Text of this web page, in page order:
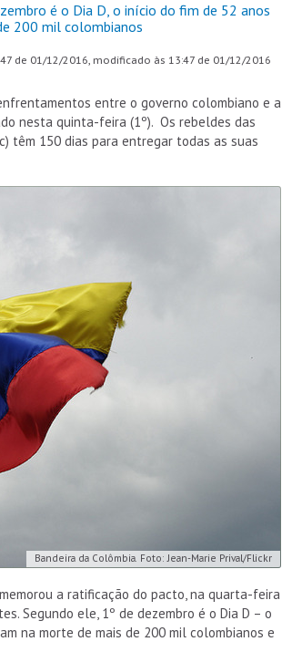
é o Dia D, o início do fim de 52 anos
200 mil colombianos
de 01/12/2016, modificado às 13:47 de 01/12/2016
entre o governo colombiano e a
nesta quinta-feira (1º). Os rebeldes das
têm 150 dias para entregar todas as suas
Bandeira da Colômbia. Foto: Jean-Marie Prival/Flickr
a ratificação do pacto, na quarta-feira
Segundo ele, 1º de dezembro é o Dia D – o
na morte de mais de 200 mil colombianos e